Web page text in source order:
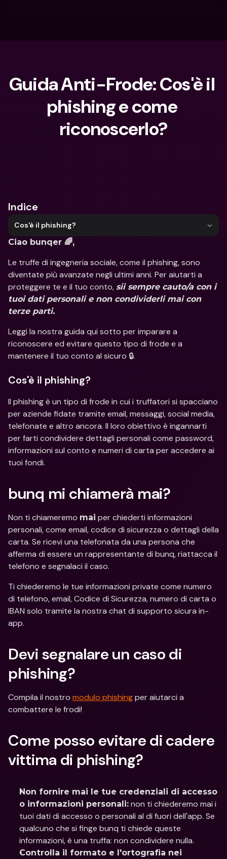
Guida Anti-Frode: Cos'è il
phishing e come
riconoscerlo?
Indice
Cos'è il phishing?
Ciao bunqer 🌈,
Le truffe di ingegneria sociale, come il phishing, sono
diventate più avanzate negli ultimi anni. Per aiutarti a
proteggere te e il tuo conto, sii sempre cauto/a con i
tuoi dati personali e non condividerli mai con
terze parti.
Leggi la nostra guida qui sotto per imparare a
riconoscere ed evitare questo tipo di frode e a
mantenere il tuo conto al sicuro 🔒.
Cos'è il phishing?
Il phishing è un tipo di frode in cui i truffatori si spacciano
per aziende fidate tramite email, messaggi, social media,
telefonate e altro ancora. Il loro obiettivo è ingannarti
per farti condividere dettagli personali come password,
informazioni sul conto e numeri di carta per accedere ai
tuoi fondi.
bunq mi chiamerà mai?
Non ti chiameremo mai per chiederti informazioni
personali, come email, codice di sicurezza o dettagli della
carta. Se ricevi una telefonata da una persona che
afferma di essere un rappresentante di bunq, riattacca il
telefono e segnalaci il caso.
Ti chiederemo le tue informazioni private come numero
di telefono, email, Codice di Sicurezza, numero di carta o
IBAN solo tramite la nostra chat di supporto sicura in-
app.
Devi segnalare un caso di
phishing?
Compila il nostro modulo phishing per aiutarci a
combattere le frodi!
Come posso evitare di cadere
vittima di phishing?
Non fornire mai le tue credenziali di accesso
o informazioni personali: non ti chiederemo mai i
tuoi dati di accesso o personali al di fuori dell'app. Se
qualcuno che si finge bunq ti chiede queste
informazioni, è una truffa: non condividere nulla.
Controlla il formato e l'ortografia nei